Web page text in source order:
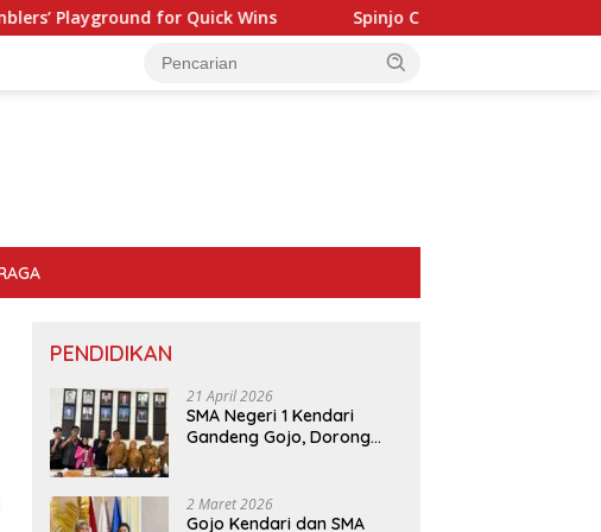
Playground for Quick Wins Spinjo Casino: Fast‑Track Slots &
KUPP Molawe dan BPS Konawe
PENDIDIKAN
21 April 2026
SMA Negeri 1 Kendari
Gandeng Gojo, Dorong
2 Maret 2026
Gojo Kendari dan SMA